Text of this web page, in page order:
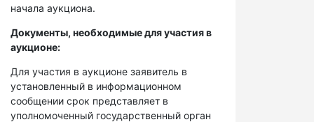
начала аукциона.
Документы, необходимые для участия в
аукционе:
Для участия в аукционе заявитель в
установленный в информационном
сообщении срок представляет в
уполномоченный государственный орган